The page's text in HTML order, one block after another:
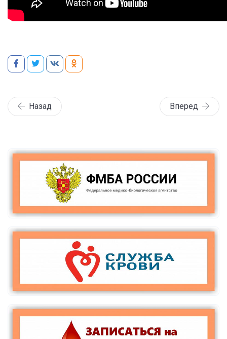
Назад Вперед